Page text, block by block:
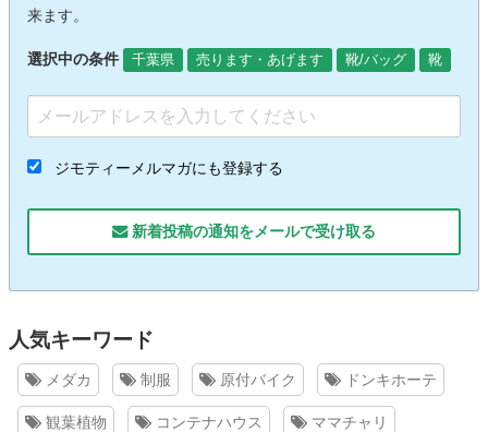
来ます。
選択中の条件 千葉県 売ります・あげます 靴/バッグ 靴
ジモティーメルマガにも登録する
新着投稿の通知をメールで受け取る
人気キーワード
メダカ 制服 原付バイク ドンキホーテ
観葉植物 コンテナハウス ママチャリ